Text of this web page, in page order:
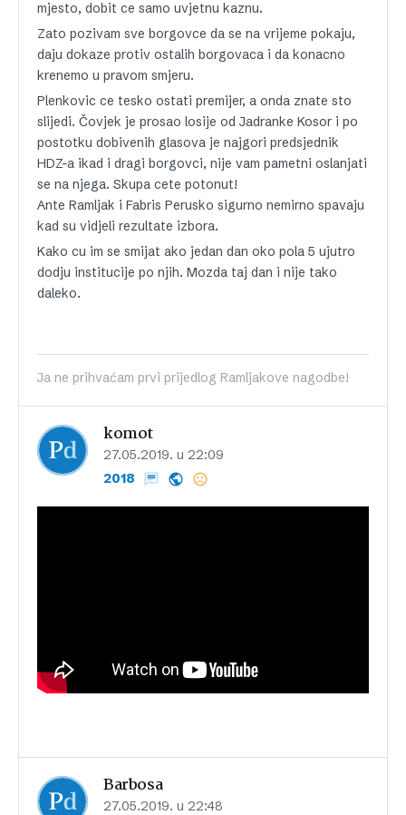
mjesto, dobit ce samo uvjetnu kaznu.
Zato pozivam sve borgovce da se na vrijeme pokaju,
daju dokaze protiv ostalih borgovaca i da konacno
krenemo u pravom smjeru.
Plenkovic ce tesko ostati premijer, a onda znate sto
slijedi. Čovjek je prosao losije od Jadranke Kosor i po
postotku dobivenih glasova je najgori predsjednik
HDZ-a ikad i dragi borgovci, nije vam pametni oslanjati
se na njega. Skupa cete potonut!
Ante Ramljak i Fabris Perusko sigurno nemirno spavaju
kad su vidjeli rezultate izbora.
Kako cu im se smijat ako jedan dan oko pola 5 ujutro
dodju institucije po njih. Mozda taj dan i nije tako
daleko.
Ja ne prihvaćam prvi prijedlog Ramljakove nagodbe!
komot
27.05.2019. u 22:09
2018
Barbosa
27.05.2019. u 22:48